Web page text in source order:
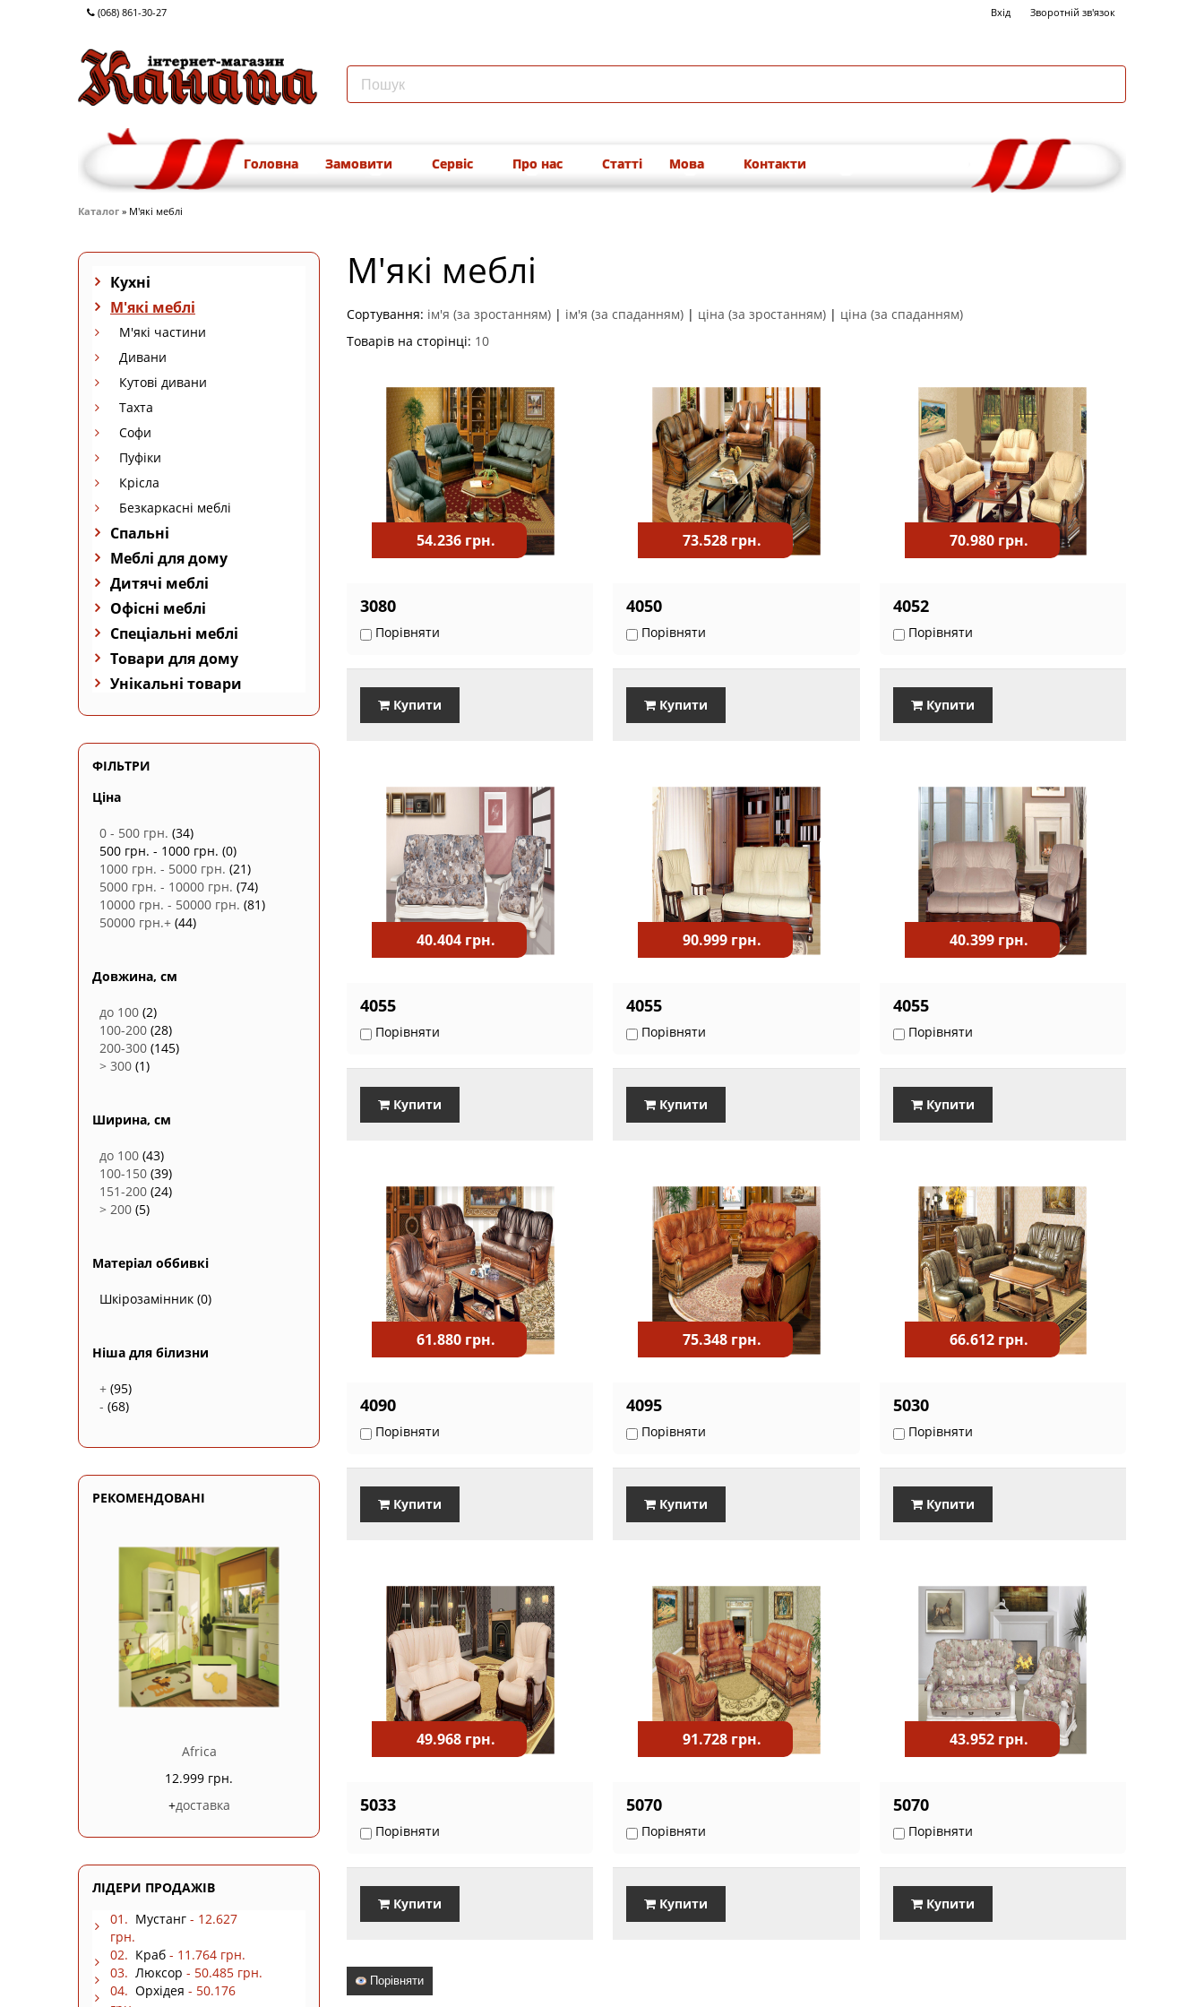
(068) 861-30-27 Вхід Зворотній зв'язок
Головна Замовити Сервіс Про нас Статті Мова Контакти
Каталог » М'які меблі
Кухні
М'які меблі
М'які частини
Дивани
Кутові дивани
Тахта
Софи
Пуфіки
Крісла
Безкаркасні меблі
Спальні
Меблі для дому
Дитячі меблі
Офісні меблі
Спеціальні меблі
Товари для дому
Унікальні товари
ФІЛЬТРИ
Ціна
0 - 500 грн. (34)
500 грн. - 1000 грн. (0)
1000 грн. - 5000 грн. (21)
5000 грн. - 10000 грн. (74)
10000 грн. - 50000 грн. (81)
50000 грн.+ (44)
Довжина, см
до 100 (2)
100-200 (28)
200-300 (145)
> 300 (1)
Ширина, см
до 100 (43)
100-150 (39)
151-200 (24)
> 200 (5)
Матеріал оббивкі
Шкірозамінник (0)
Ніша для білизни
+ (95)
- (68)
РЕКОМЕНДОВАНІ
Africa
12.999 грн.
+доставка
ЛІДЕРИ ПРОДАЖІВ
01. Мустанг - 12.627
грн.
02. Краб - 11.764 грн.
03. Люксор - 50.485 грн.
04. Орхідея - 50.176
М'які меблі
Сортування: ім'я (за зростанням) | ім'я (за спаданням) | ціна (за зростанням) | ціна (за спаданням)
Товарів на сторінці: 10
54.236 грн.
3080
Порівняти
Купити
73.528 грн.
4050
Порівняти
Купити
70.980 грн.
4052
Порівняти
Купити
40.404 грн.
4055
Порівняти
Купити
90.999 грн.
4055
Порівняти
Купити
40.399 грн.
4055
Порівняти
Купити
61.880 грн.
4090
Порівняти
Купити
75.348 грн.
4095
Порівняти
Купити
66.612 грн.
5030
Порівняти
Купити
49.968 грн.
5033
Порівняти
Купити
91.728 грн.
5070
Порівняти
Купити
43.952 грн.
5070
Порівняти
Купити
Порівняти